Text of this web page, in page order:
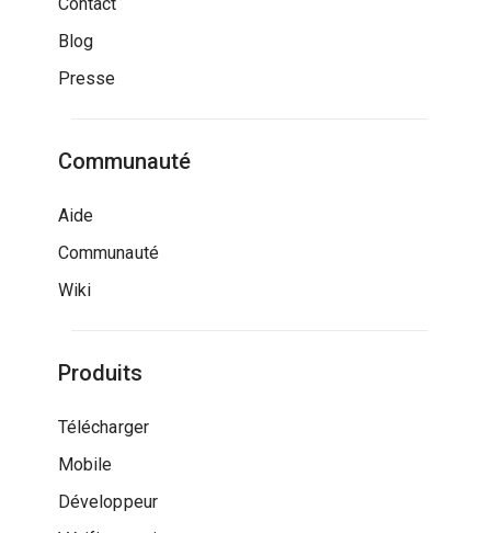
Blog
Presse
Communauté
Aide
Communauté
Wiki
Produits
Télécharger
Mobile
Développeur